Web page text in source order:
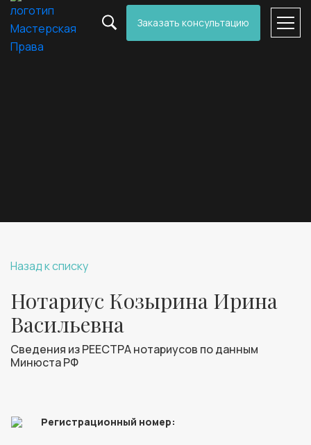
Заказать консультацию
Назад к списку
Нотариус Козырина Ирина
Васильевна
Сведения из РЕЕСТРА нотариусов по данным
Минюста РФ
Регистрационный номер: